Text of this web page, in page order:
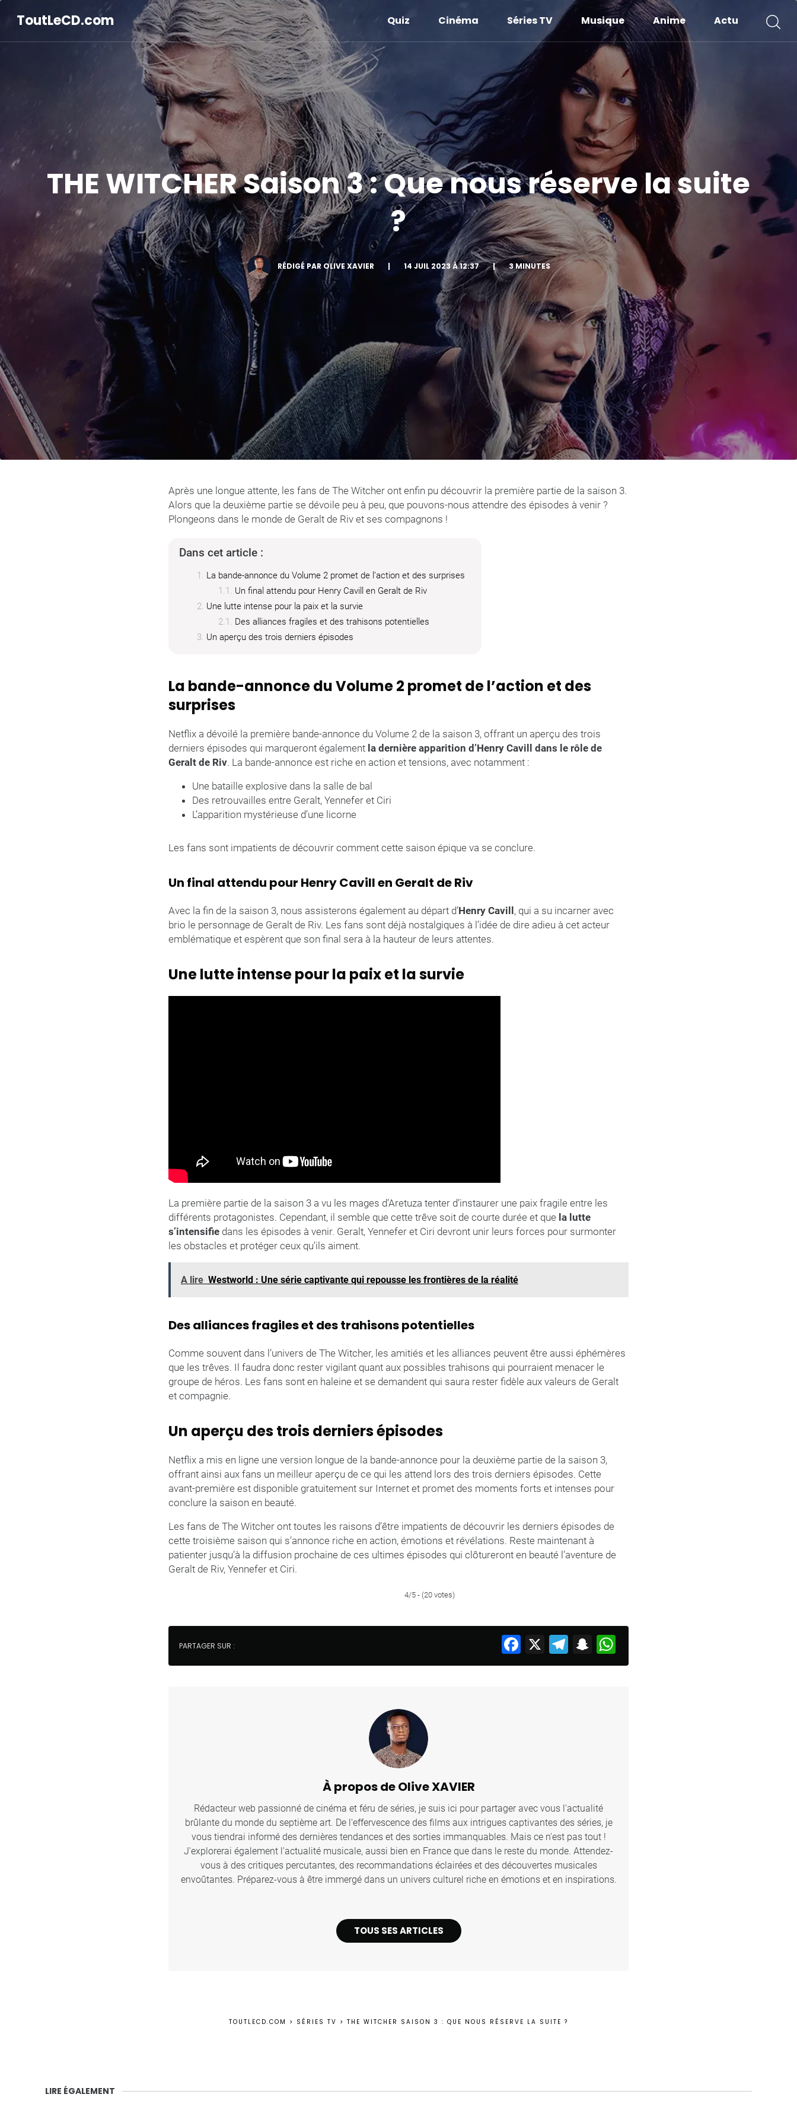
ToutLeCD.com Quiz Cinéma Séries TV Musique Anime Actu
THE WITCHER Saison 3 : Que nous réserve la suite
?
RÉDIGÉ PAR OLIVE XAVIER | 14 JUIL 2023 À 12:37 | 3 MINUTES
Après une longue attente, les fans de The Witcher ont enfin pu découvrir la première partie de la saison 3.
Alors que la deuxième partie se dévoile peu à peu, que pouvons-nous attendre des épisodes à venir ?
Plongeons dans le monde de Geralt de Riv et ses compagnons !
Dans cet article :
La bande-annonce du Volume 2 promet de l’action et des surprises
Un final attendu pour Henry Cavill en Geralt de Riv
Une lutte intense pour la paix et la survie
Des alliances fragiles et des trahisons potentielles
Un aperçu des trois derniers épisodes
La bande-annonce du Volume 2 promet de l’action et des
surprises
Netflix a dévoilé la première bande-annonce du Volume 2 de la saison 3, offrant un aperçu des trois
derniers épisodes qui marqueront également la dernière apparition d’Henry Cavill dans le rôle de
Geralt de Riv. La bande-annonce est riche en action et tensions, avec notamment :
Une bataille explosive dans la salle de bal
Des retrouvailles entre Geralt, Yennefer et Ciri
L’apparition mystérieuse d’une licorne
Les fans sont impatients de découvrir comment cette saison épique va se conclure.
Un final attendu pour Henry Cavill en Geralt de Riv
Avec la fin de la saison 3, nous assisterons également au départ d’Henry Cavill , qui a su incarner avec
brio le personnage de Geralt de Riv. Les fans sont déjà nostalgiques à l’idée de dire adieu à cet acteur
emblématique et espèrent que son final sera à la hauteur de leurs attentes.
Une lutte intense pour la paix et la survie
La première partie de la saison 3 a vu les mages d’Aretuza tenter d’instaurer une paix fragile entre les
différents protagonistes. Cependant, il semble que cette trêve soit de courte durée et que la lutte
s’intensifie dans les épisodes à venir. Geralt, Yennefer et Ciri devront unir leurs forces pour surmonter
les obstacles et protéger ceux qu’ils aiment.
A lire Westworld : Une série captivante qui repousse les frontières de la réalité
Des alliances fragiles et des trahisons potentielles
Comme souvent dans l’univers de The Witcher, les amitiés et les alliances peuvent être aussi éphémères
que les trêves. Il faudra donc rester vigilant quant aux possibles trahisons qui pourraient menacer le
groupe de héros. Les fans sont en haleine et se demandent qui saura rester fidèle aux valeurs de Geralt
et compagnie.
Un aperçu des trois derniers épisodes
Netflix a mis en ligne une version longue de la bande-annonce pour la deuxième partie de la saison 3,
offrant ainsi aux fans un meilleur aperçu de ce qui les attend lors des trois derniers épisodes. Cette
avant-première est disponible gratuitement sur Internet et promet des moments forts et intenses pour
conclure la saison en beauté.
Les fans de The Witcher ont toutes les raisons d’être impatients de découvrir les derniers épisodes de
cette troisième saison qui s’annonce riche en action, émotions et révélations. Reste maintenant à
patienter jusqu’à la diffusion prochaine de ces ultimes épisodes qui clôtureront en beauté l’aventure de
Geralt de Riv, Yennefer et Ciri.
4/5 - (20 votes)
PARTAGER SUR : Facebook
X Telegram
Snapchat
À propos de Olive XAVIER
Rédacteur web passionné de cinéma et féru de séries, je suis ici pour partager avec vous l'actualité
brûlante du monde du septième art. De l'effervescence des films aux intrigues captivantes des séries, je
vous tiendrai informé des dernières tendances et des sorties immanquables. Mais ce n'est pas tout !
J'explorerai également l'actualité musicale, aussi bien en France que dans le reste du monde. Attendez-
vous à des critiques percutantes, des recommandations éclairées et des découvertes musicales
envoûtantes. Préparez-vous à être immergé dans un univers culturel riche en émotions et en inspirations.
TOUS SES ARTICLES
TOUTLECD.COM > SÉRIES TV > THE WITCHER SAISON 3 : QUE NOUS RÉSERVE LA SUITE ?
LIRE ÉGALEMENT